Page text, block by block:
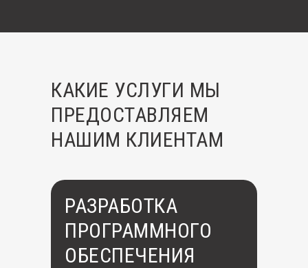
КАКИЕ УСЛУГИ МЫ
ПРЕДОСТАВЛЯЕМ
НАШИМ КЛИЕНТАМ
РАЗРАБОТКА
ПРОГРАММНОГО
ОБЕСПЕЧЕНИЯ